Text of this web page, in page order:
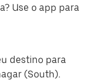
Use o app para
destino para
(South).